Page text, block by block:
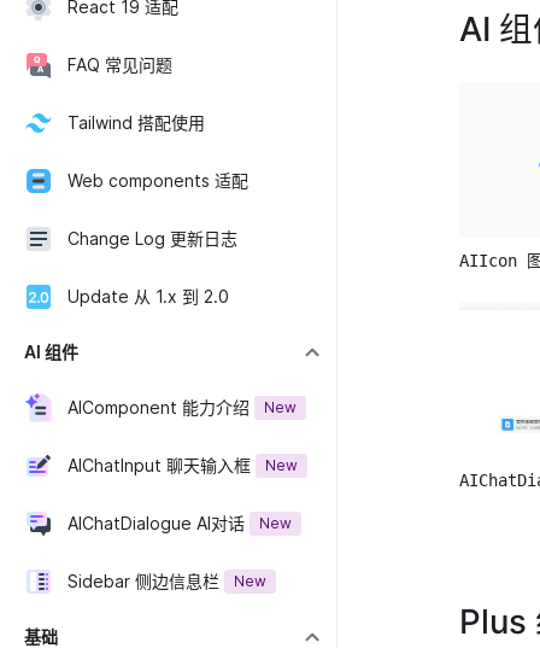
React 19 适配
FAQ 常见问题
Tailwind 搭配使用
Web components 适配
Change Log 更新日志
Update 从 1.x 到 2.0
AI 组件
AIComponent 能力介绍 New
AIChatInput 聊天输入框 New
AIChatDialogue AI对话 New
Sidebar 侧边信息栏 New
基础
AI
AIIcon
Plus